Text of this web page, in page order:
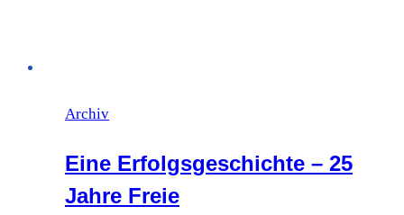
Archiv
Eine Erfolgsgeschichte – 25
Jahre Freie